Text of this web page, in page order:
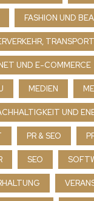
FASHION UND
UND E-COMMERCE
MEDIEN
UND
PR & SEO
SEO